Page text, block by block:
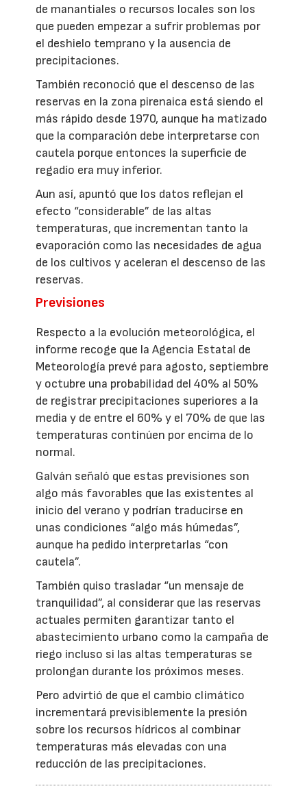
de manantiales o recursos locales son los
que pueden empezar a sufrir problemas por
el deshielo temprano y la ausencia de
precipitaciones.
También reconoció que el descenso de las
reservas en la zona pirenaica está siendo el
más rápido desde 1970, aunque ha matizado
que la comparación debe interpretarse con
cautela porque entonces la superficie de
regadío era muy inferior.
Aun así, apuntó que los datos reflejan el
efecto “considerable” de las altas
temperaturas, que incrementan tanto la
evaporación como las necesidades de agua
de los cultivos y aceleran el descenso de las
reservas.
Previsiones
Respecto a la evolución meteorológica, el
informe recoge que la Agencia Estatal de
Meteorología prevé para agosto, septiembre
y octubre una probabilidad del 40% al 50%
de registrar precipitaciones superiores a la
media y de entre el 60% y el 70% de que las
temperaturas continúen por encima de lo
normal.
Galván señaló que estas previsiones son
algo más favorables que las existentes al
inicio del verano y podrían traducirse en
unas condiciones “algo más húmedas”,
aunque ha pedido interpretarlas “con
cautela”.
También quiso trasladar “un mensaje de
tranquilidad”, al considerar que las reservas
actuales permiten garantizar tanto el
abastecimiento urbano como la campaña de
riego incluso si las altas temperaturas se
prolongan durante los próximos meses.
Pero advirtió de que el cambio climático
incrementará previsiblemente la presión
sobre los recursos hídricos al combinar
temperaturas más elevadas con una
reducción de las precipitaciones.